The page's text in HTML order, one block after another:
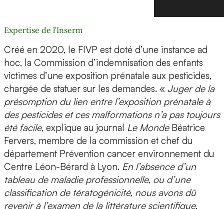
Expertise de l’Inserm
Créé en 2020, le FIVP est doté d’une instance ad
hoc, la Commission d’indemnisation des enfants
victimes d’une exposition prénatale aux pesticides,
chargée de statuer sur les demandes. « Juger de la
présomption du lien entre l’exposition prénatale à
des pesticides et ces malformations n’a pas toujours
été facile, explique au journal Le MondeBéatrice
Fervers, membre de la commission et chef du
département Prévention cancer environnement du
Centre Léon-Bérard à Lyon. En l’absence d’un
tableau de maladie professionnelle, ou d’une
classification de tératogénicité, nous avons dû
revenir à l’examen de la littérature scientifique,